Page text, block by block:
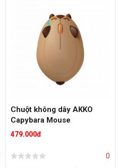
Chuột không dây AKKO
Capybara Mouse
479.000đ
0